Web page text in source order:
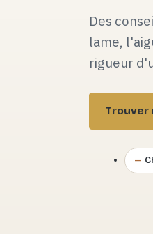
Des
lame,
rigueur
Trouver